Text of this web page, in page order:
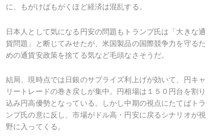
に、もがけばもがくほど経済は混乱する。
日本人として気になる円安の問題もトランプ氏は「大きな通
貨問題」と断じてみせたが、米国製品の国際競争力を守るた
めの通貨安政策を捨てる気など毛頭なさそうだ。
結局、現時点では日銀のサプライズ利上げが効いて、円キャ
リートレードの巻き戻しが集中。円相場は１５０円台を割り
込み円高優勢となっている。しかし中期の視点にたてばトラ
ンプ氏の意に反し、市場がドル高・円安に戻るシナリオが視
野に入ってくる。